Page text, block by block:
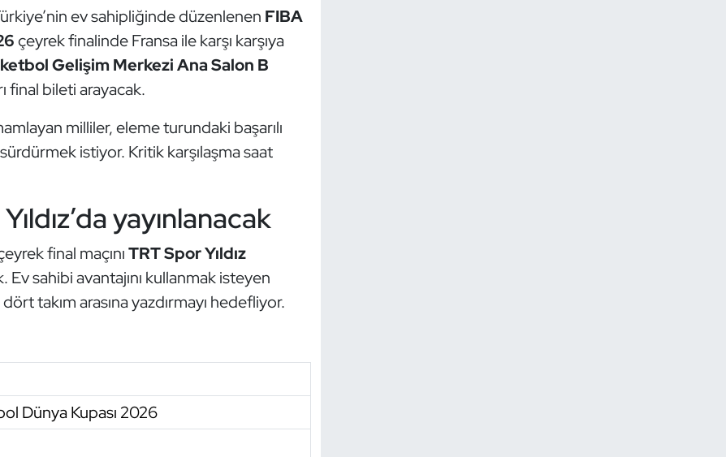
ev sahipliğinde düzenlenen FIBA
çeyrek finalinde Fransa ile karşı karşıya
Gelişim Merkezi Ana Salon B
final bileti arayacak.
milliler, eleme turundaki başarılı
istiyor. Kritik karşılaşma saat
yayınlanacak
final maçınıTRT Spor Yıldız
sahibi avantajını kullanmak isteyen
takım arasına yazdırmayı hedefliyor.
Dünya Kupası 2026